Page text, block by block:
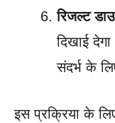
रिजल्ट
दिखाई
संदर्भ के
इस प्रक्रिया के